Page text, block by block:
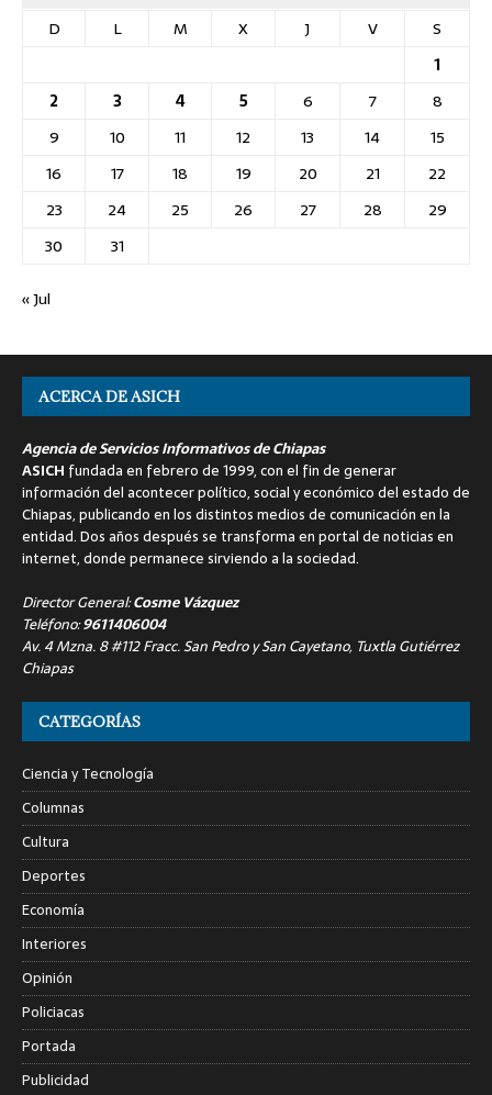
D
L M X J V
S
1
2
3 4 5 6 7
8
9
10 11 12 13 14
15
16
17 18 19 20 21
22
23
24 25 26 27 28
29
30
31
« Jul
ACERCA DE ASICH
Agencia de Servicios Informativos de Chiapas
ASICH fundada en febrero de 1999, con el fin de generar
información del acontecer político, social y económico del estado de
Chiapas, publicando en los distintos medios de comunicación en la
entidad. Dos años después se transforma en portal de noticias en
internet, donde permanece sirviendo a la sociedad.
Director General:Cosme Vázquez
Teléfono:9611406004
Av. 4 Mzna. 8 #112 Fracc. San Pedro y San Cayetano, Tuxtla Gutiérrez
Chiapas
CATEGORÍAS
Ciencia y Tecnología
Columnas
Cultura
Deportes
Economía
Interiores
Opinión
Policiacas
Portada
Publicidad